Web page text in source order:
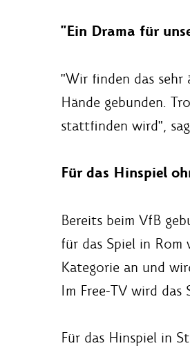
"Ein Drama für
"Wir finden das sehr
Hände gebunden.
stattfinden wird",
Für das Hinspiel
Bereits beim VfB
für das Spiel in Rom
Kategorie an und
Im Free-TV wird das
Für das Hinspiel in